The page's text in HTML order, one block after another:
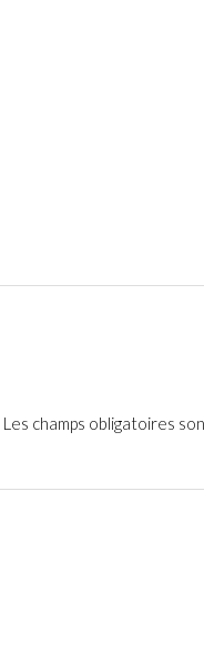
Les champs obligatoires